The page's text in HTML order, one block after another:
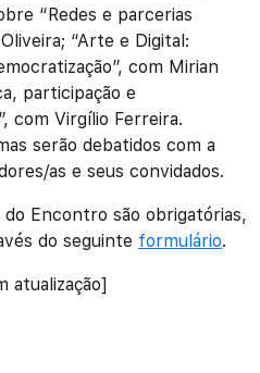
“Redes e parcerias
“Arte e Digital:
com Mirian
participação e
com Virgílio Ferreira.
serão debatidos com a
as e seus convidados.
do Encontro são obrigatórias,
do seguinte formulário.
atualização]